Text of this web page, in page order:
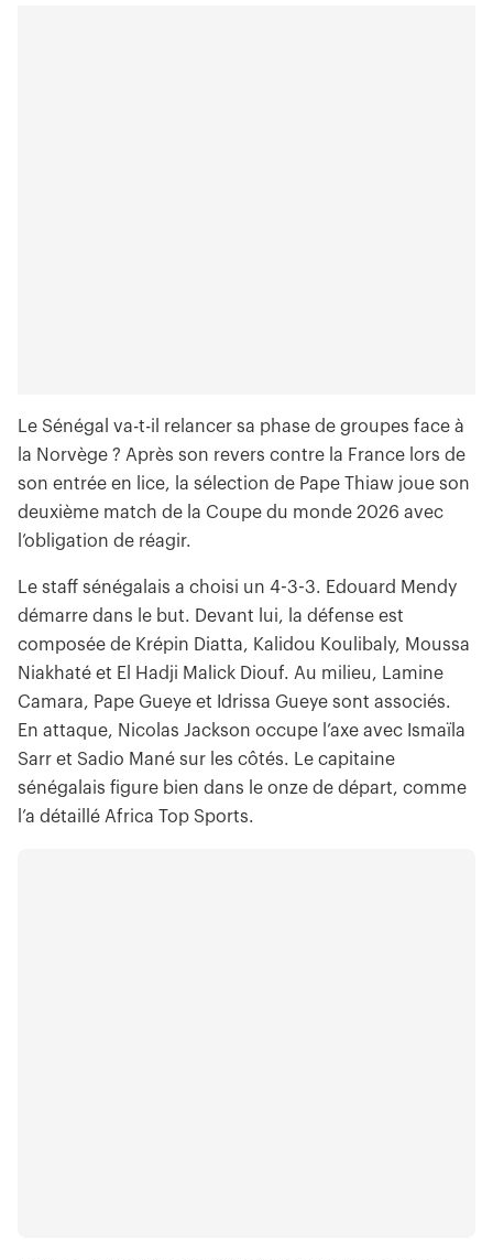
Le Sénégal va-t-il relancer sa phase de groupes face à
la Norvège ? Après son revers contre la France lors de
son entrée en lice, la sélection de Pape Thiaw joue son
deuxième match de la Coupe du monde 2026 avec
l’obligation de réagir.
Le staff sénégalais a choisi un 4-3-3. Edouard Mendy
démarre dans le but. Devant lui, la défense est
composée de Krépin Diatta, Kalidou Koulibaly, Moussa
Niakhaté et El Hadji Malick Diouf. Au milieu, Lamine
Camara, Pape Gueye et Idrissa Gueye sont associés.
En attaque, Nicolas Jackson occupe l’axe avec Ismaïla
Sarr et Sadio Mané sur les côtés. Le capitaine
sénégalais figure bien dans le onze de départ, comme
l’a détaillé Africa Top Sports.